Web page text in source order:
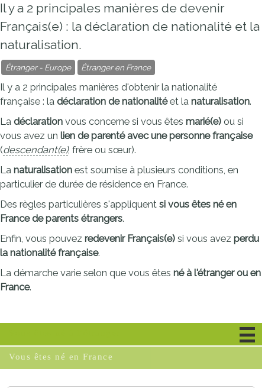
Il y a 2 principales manières de devenir
Français(e) : la déclaration de nationalité et la
naturalisation.
Étranger - Europe Étranger en France
Il y a 2 principales manières d'obtenir la nationalité
française : la déclaration de nationalitéet la naturalisation.
La déclaration vous concerne si vous êtes marié(e) ou si
vous avez un lien de parenté avec une personne française
(descendant(e), frère ou sœur).
La naturalisation est soumise à plusieurs conditions, en
particulier de durée de résidence en France.
Des règles particulières s'appliquent si vous êtes né en
France de parents étrangers.
Enfin, vous pouvez redevenir Français(e) si vous avez perdu
la nationalité française.
La démarche varie selon que vous êtes né à l'étranger ou en
France.
Vous êtes né en France